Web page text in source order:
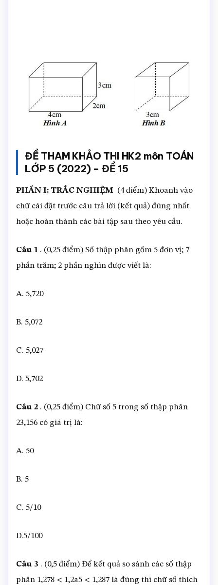
ĐỀ THAM KHẢO THI HK2 môn TOÁN
LỚP 5 (2022) – ĐỀ 15
PHẦN I: TRẮC NGHIỆM (4 điểm) Khoanh vào
chữ cái đặt trước câu trả lời (kết quả) đúng nhất
hoặc hoàn thành các bài tập sau theo yêu cầu.
Câu 1 . (0,25 điểm) Số thập phân gồm 5 đơn vị; 7
phần trăm; 2 phần nghìn được viết là:
A. 5,720
B. 5,072
C. 5,027
D. 5,702
Câu 2 . (0,25 điểm) Chữ số 5 trong số thập phân
23,156 có giá trị là:
A. 50
B. 5
C. 5/10
D.5/100
Câu 3 . (0,5 điểm) Để kết quả so sánh các số thập
phân 1,278 < 1,2a5 < 1,287 là đúng thì chữ số thích